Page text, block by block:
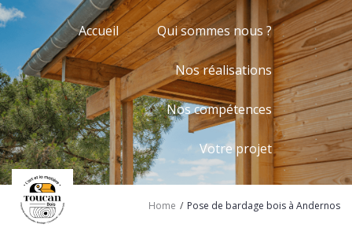
Accueil Qui sommes nous ?
Nos réalisations
Nos compétences
Votre projet
Home / Pose de bardage bois à Andernos